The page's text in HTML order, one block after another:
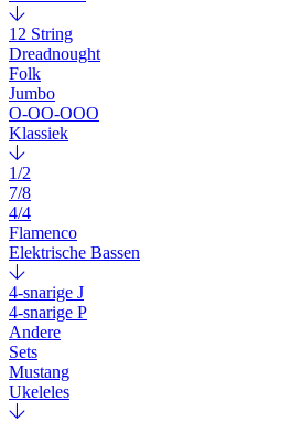
12 String
Dreadnought
Folk
Jumbo
O-OO-OOO
Klassiek
1/2
7/8
4/4
Flamenco
Elektrische Bassen
4-snarige J
4-snarige P
Andere
Sets
Mustang
Ukeleles